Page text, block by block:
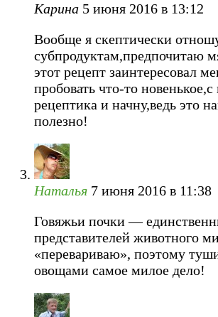
Карина 5 июня 2016 в 13:12
Вообще я скептически
субпродуктам,предпочитаю
этот рецепт заинтересовал
пробовать что-то новенькое,с
рецептика и начну,ведь это
полезно!
Наталья 7 июня 2016 в 11:38
Говяжьи почки —
представителей животного
«перевариваю», поэтому
овощами самое милое дело!